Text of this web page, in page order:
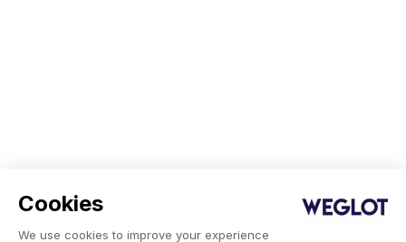
Cookies
We use cookies to improve your experience